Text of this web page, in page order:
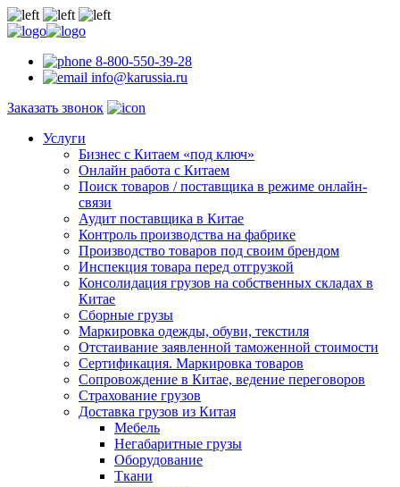
8-800-550-39-28
info@karussia.ru
Заказать звонок
Услуги
Бизнес с Китаем «под ключ»
Онлайн работа с Китаем
Поиск товаров / поставщика в режиме онлайн-
связи
Аудит поставщика в Китае
Контроль производства на фабрике
Производство товаров под своим брендом
Инспекция товара перед отгрузкой
Консолидация грузов на собственных складах в
Китае
Сборные грузы
Маркировка одежды, обуви, текстиля
Отстаивание заявленной таможенной стоимости
Сертификация. Маркировка товаров
Сопровождение в Китае, ведение переговоров
Страхование грузов
Доставка грузов из Китая
Мебель
Негабаритные грузы
Оборудование
Ткани